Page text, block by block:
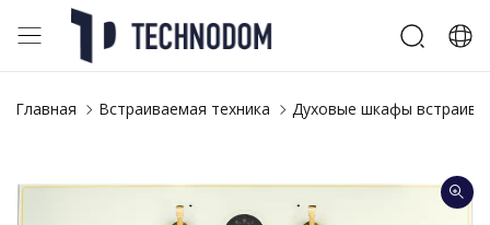
Главная Встраиваемая техника Духовые шкафы